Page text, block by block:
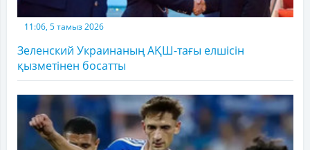
11:06, 5 тамыз 2026
Зеленский Украинаның АҚШ-тағы елшісін
қызметінен босатты